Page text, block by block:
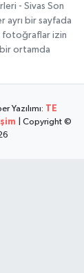
- Sivas Son
ayrı bir sayfada
fotoğraflar izin
bir ortamda
Yazılımı: TE
| Copyright ©